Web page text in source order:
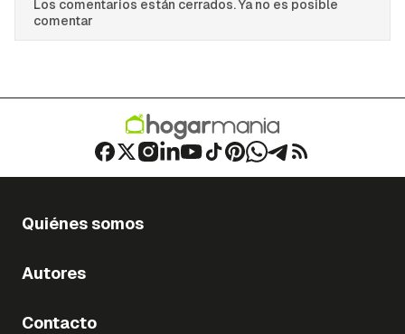
Los comentarios están cerrados. Ya no es posible
comentar
Quiénes somos
Autores
Contacto